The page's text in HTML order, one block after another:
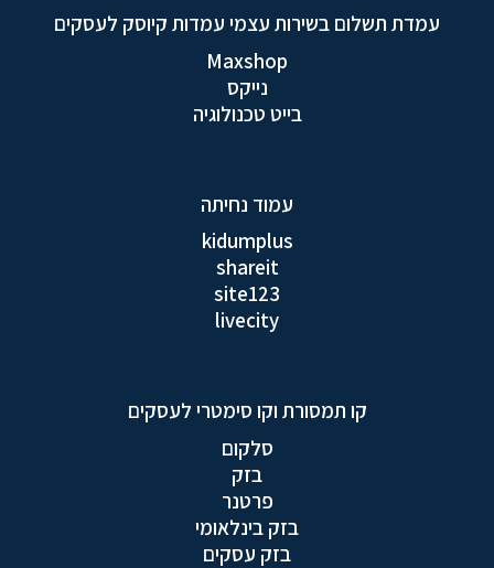
עמדת תשלום בשירות עצמי עמדות קיוסק לעסקים
Maxshop
נייקס
בייט טכנולוגיה
עמוד נחיתה
kidumplus
shareit
site123
livecity
קו תמסורת וקו סימטרי לעסקים
סלקום
בזק
פרטנר
בזק בינלאומי
בזק עסקים